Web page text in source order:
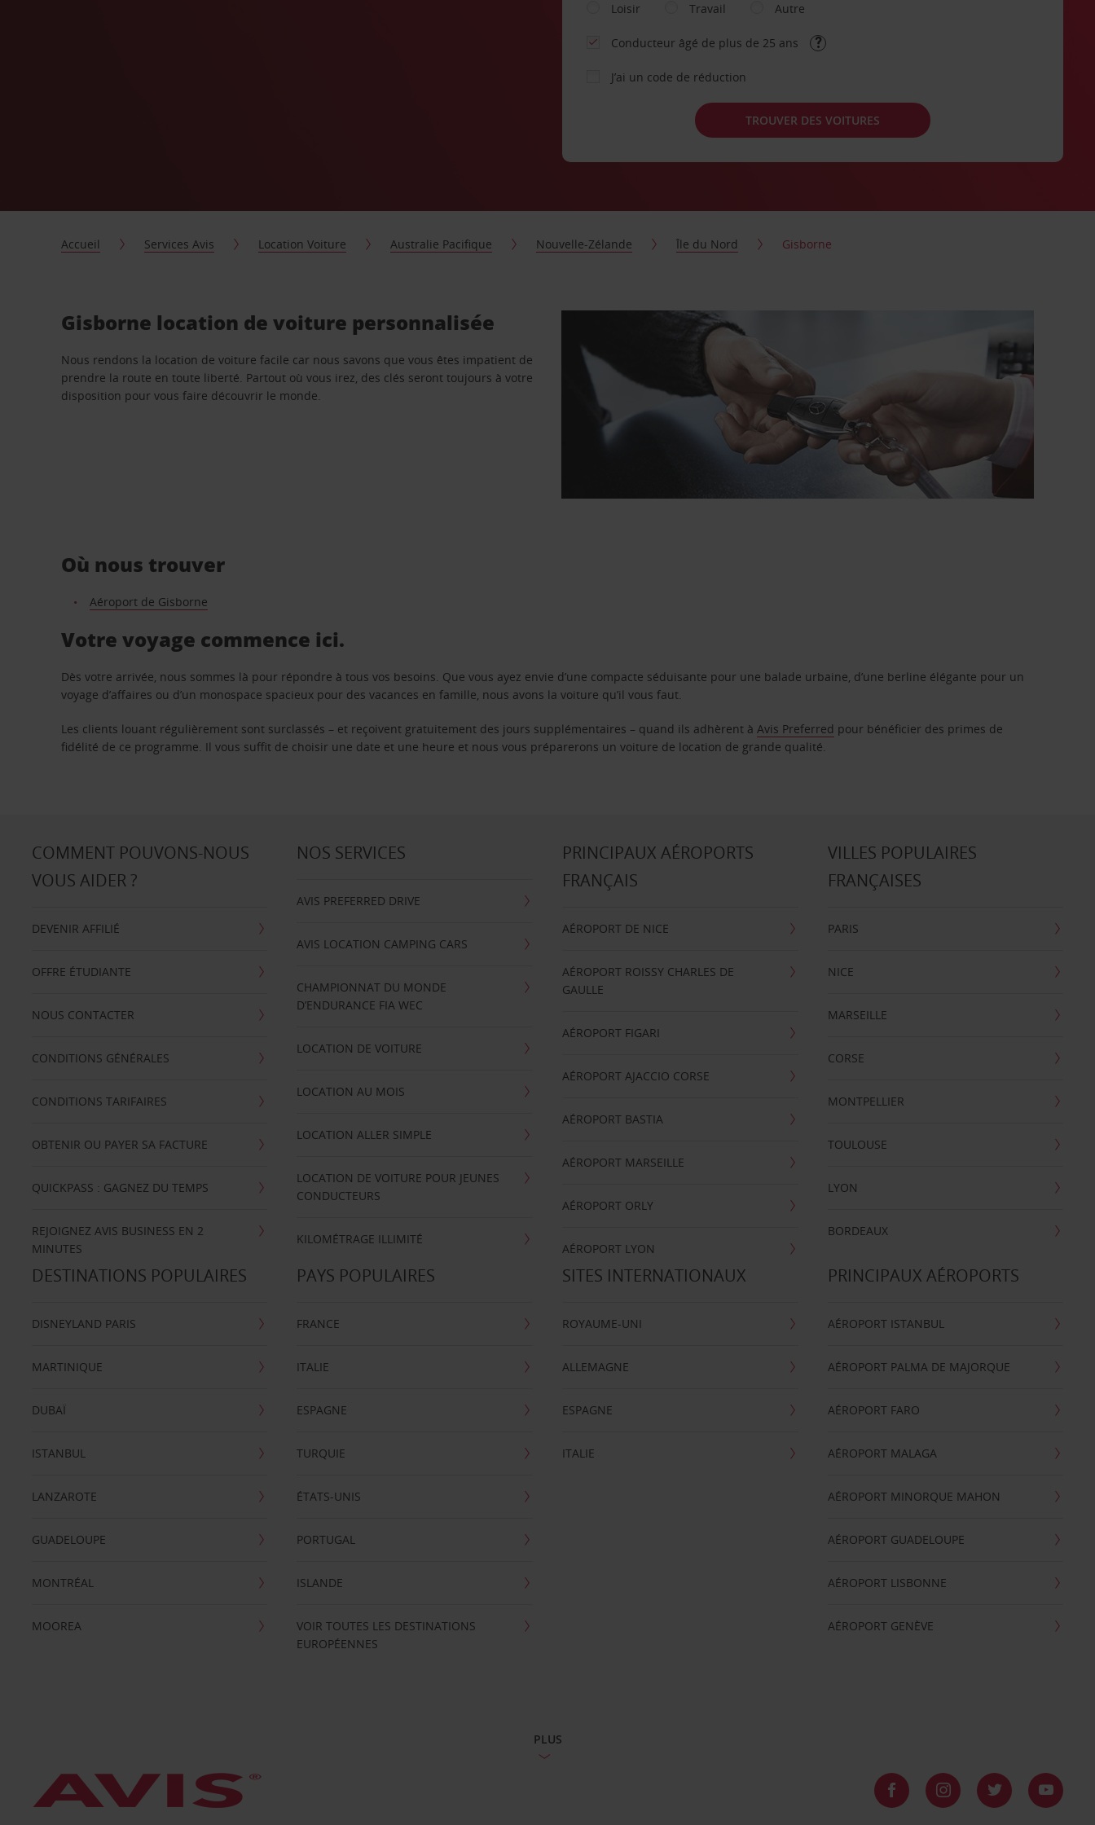
Loisir
Travail Autre
Conducteur âgé de plus de 25 ans
J’ai un code de réduction
TROUVER DES VOITURES
Accueil Services Avis Location Voiture Australie Pacifique Nouvelle-Zélande Île du Nord Gisborne
Gisborne location de voiture personnalisée
Nous rendons la location de voiture facile car nous savons que vous êtes impatient de
prendre la route en toute liberté. Partout où vous irez, des clés seront toujours à votre
disposition pour vous faire découvrir le monde.
Où nous trouver
Aéroport de Gisborne
Votre voyage commence ici.
Dès votre arrivée, nous sommes là pour répondre à tous vos besoins. Que vous ayez envie d’une compacte séduisante pour une balade urbaine, d’une berline élégante pour un
voyage d’affaires ou d’un monospace spacieux pour des vacances en famille, nous avons la voiture qu’il vous faut.
Les clients louant régulièrement sont surclassés – et reçoivent gratuitement des jours supplémentaires – quand ils adhèrent àAvis Preferred pour bénéficier des primes de
fidélité de ce programme. Il vous suffit de choisir une date et une heure et nous vous préparerons un voiture de location de grande qualité.
COMMENT POUVONS-NOUS
VOUS AIDER ?
DEVENIR AFFILIÉ
OFFRE ÉTUDIANTE
NOUS CONTACTER
CONDITIONS GÉNÉRALES
CONDITIONS TARIFAIRES
OBTENIR OU PAYER SA FACTURE
QUICKPASS : GAGNEZ DU TEMPS
REJOIGNEZ AVIS BUSINESS EN 2
MINUTES
NOS SERVICES
AVIS PREFERRED DRIVE
AVIS LOCATION CAMPING CARS
CHAMPIONNAT DU MONDE
D’ENDURANCE FIA WEC
LOCATION DE VOITURE
LOCATION AU MOIS
LOCATION ALLER SIMPLE
LOCATION DE VOITURE POUR JEUNES
CONDUCTEURS
KILOMÉTRAGE ILLIMITÉ
PRINCIPAUX AÉROPORTS
FRANÇAIS
AÉROPORT DE NICE
AÉROPORT ROISSY CHARLES DE
GAULLE
AÉROPORT FIGARI
AÉROPORT AJACCIO CORSE
AÉROPORT BASTIA
AÉROPORT MARSEILLE
AÉROPORT ORLY
AÉROPORT LYON
VILLES POPULAIRES
FRANÇAISES
PARIS
NICE
MARSEILLE
CORSE
MONTPELLIER
TOULOUSE
LYON
BORDEAUX
DESTINATIONS POPULAIRES
DISNEYLAND PARIS
MARTINIQUE
DUBAÏ
ISTANBUL
LANZAROTE
GUADELOUPE
MONTRÉAL
MOOREA
PAYS POPULAIRES
FRANCE
ITALIE
ESPAGNE
TURQUIE
ÉTATS-UNIS
PORTUGAL
ISLANDE
VOIR TOUTES LES DESTINATIONS
EUROPÉENNES
SITES INTERNATIONAUX
ROYAUME-UNI
ALLEMAGNE
ESPAGNE
ITALIE
PRINCIPAUX AÉROPORTS
AÉROPORT ISTANBUL
AÉROPORT PALMA DE MAJORQUE
AÉROPORT FARO
AÉROPORT MALAGA
AÉROPORT MINORQUE MAHON
AÉROPORT GUADELOUPE
AÉROPORT LISBONNE
AÉROPORT GENÈVE
PLUS